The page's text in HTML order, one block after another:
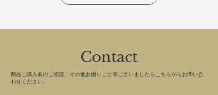
Contact
商品ご購入前のご相談、その他お困りごと等ございましたらこちらからお問い合
わせください。